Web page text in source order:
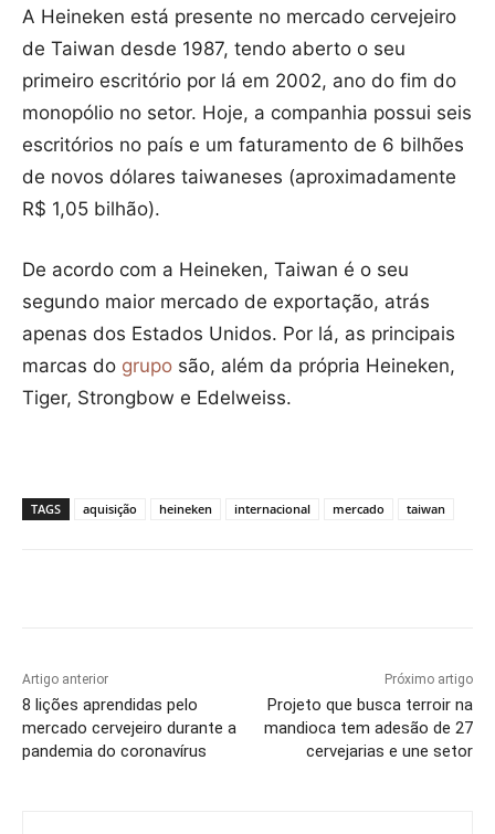
A Heineken está presente no mercado cervejeiro
de Taiwan desde 1987, tendo aberto o seu
primeiro escritório por lá em 2002, ano do fim do
monopólio no setor. Hoje, a companhia possui seis
escritórios no país e um faturamento de 6 bilhões
de novos dólares taiwaneses (aproximadamente
R$ 1,05 bilhão).
De acordo com a Heineken, Taiwan é o seu
segundo maior mercado de exportação, atrás
apenas dos Estados Unidos. Por lá, as principais
marcas do grupo são, além da própria Heineken,
Tiger, Strongbow e Edelweiss.
TAGS aquisição heineken internacional mercado taiwan
Artigo anterior
8 lições aprendidas pelo
mercado cervejeiro durante a
pandemia do coronavírus
Próximo artigo
Projeto que busca terroir na
mandioca tem adesão de 27
cervejarias e une setor